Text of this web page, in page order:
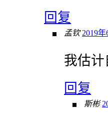
回复
孟钦 2019
我估
回复
斯彬